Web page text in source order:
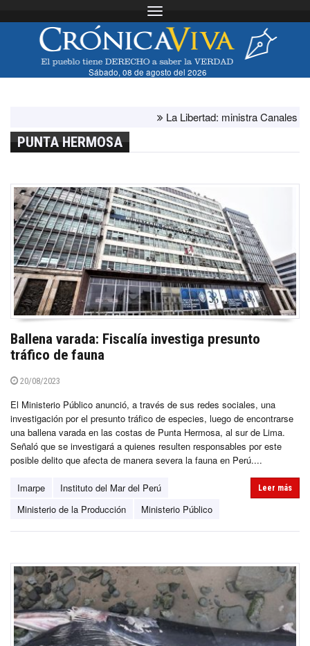
Toggle navigation
Sábado, 08 de agosto del 2026
La Libertad: ministra Canales
PUNTA HERMOSA
Ballena varada: Fiscalía investiga presunto
tráfico de fauna
20/08/2023
El Ministerio Público anunció, a través de sus redes sociales, una
investigación por el presunto tráfico de especies, luego de encontrarse
una ballena varada en las costas de Punta Hermosa, al sur de Lima.
Señaló que se investigará a quienes resulten responsables por este
posible delito que afecta de manera severa la fauna en Perú....
Imarpe
Instituto del Mar del Perú
Ministerio de la Producción
Ministerio Público
Leer más